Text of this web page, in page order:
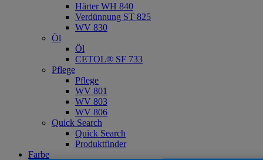
Härter WH 840
Verdünnung ST 825
WV 830
Öl
Öl
CETOL® SF 733
Pflege
Pflege
WV 801
WV 803
WV 806
Quick Search
Quick Search
Produktfinder
Farbe